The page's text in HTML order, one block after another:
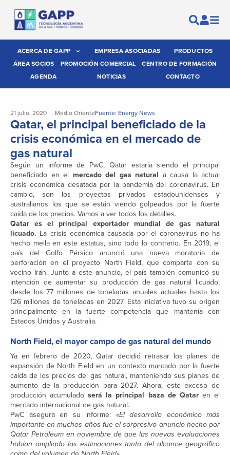
ACERCA DE GAPP EMPRESA ASOCIADAS
PRODUCTOS
ÁREA SOCIOS
PROMOCIÓN COMERCIAL
CENTRO DE FORMACIÓN
AGENDA
NOTICIAS CONTACTO
21 julio, 2020 Medio OrienteFuente: Energy News
Qatar, el principal beneficiado de la
crisis económica en el mercado de
gas natural
Según un informe de PwC, Qatar estaría siendo el principal
beneficiado en el mercado del gas natural a causa la actual
crisis económica desatada por la pandemia del coronavirus. En
cambio, son los proyectos privados estadounidenses y
australianos los que se están viendo golpeados por la fuerte
caída de los precios. Vamos a ver todos los detalles.
Qatar es el principal exportador mundial de gas natural
licuado. La crisis económica causada por el coronavirus no ha
hecho mella en este estatus, sino todo lo contrario. En 2019, el
país del Golfo Pérsico anunció una nueva moratoria de
perforación en el proyecto North Field, que comparte con su
vecino Irán. Junto a este anuncio, el país también comunicó su
intención de aumentar su producción de gas natural licuado,
desde los 77 millones de toneladas anuales actuales hasta los
126 millones de toneladas en 2027. Esta iniciativa tuvo su origen
principalmente en la fuerte competencia que mantenía con
Estados Unidos y Australia.
North Field, el mayor campo de gas natural del mundo
Ya en febrero de 2020, Qatar decidió retrasar los planes de
expansión de North Field en un contexto marcado por la fuerte
caída de los precios del gas natural, manteniendo sus planes de
aumento de la producción para 2027. Ahora, este exceso de
producción acumulado será la principal baza de Qataren el
mercado internacional de gas natural.
PwC asegura en su informe: «El desarrollo económico más
importante en muchos años fue el sorpresivo anuncio hecho por
Qatar Petroleum en noviembre de que las nuevas evaluaciones
habían ampliado las estimaciones tanto del alcance geográfico